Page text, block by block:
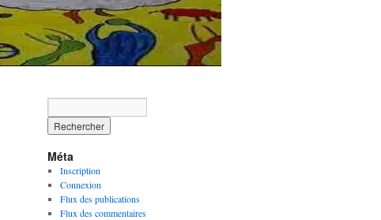
Méta
Inscription
Connexion
Flux des publications
Flux des commentaires